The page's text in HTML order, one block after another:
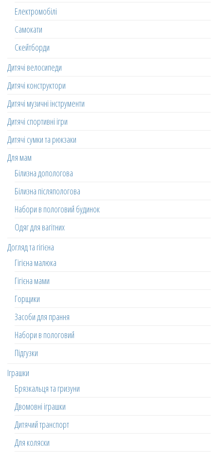
Електромобілі
Самокати
Скейтборди
Дитячі велосипеди
Дитячі конструктори
Дитячі музичні інструменти
Дитячі спортивні ігри
Дитячі сумки та рюкзаки
Для мам
Білизна допологова
Білизна післяпологова
Набори в пологовий будинок
Одяг для вагітних
Догляд та гігієна
Гігієна малюка
Гігієна мами
Горщики
Засоби для прання
Набори в пологовий
Підгузки
Іграшки
Брязкальця та гризуни
Двомовні іграшки
Дитячий транспорт
Для коляски